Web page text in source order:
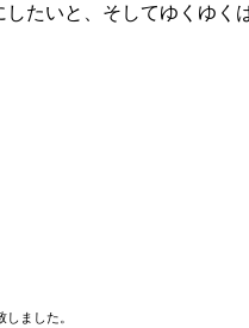
いと、そしてゆくゆ
ました。